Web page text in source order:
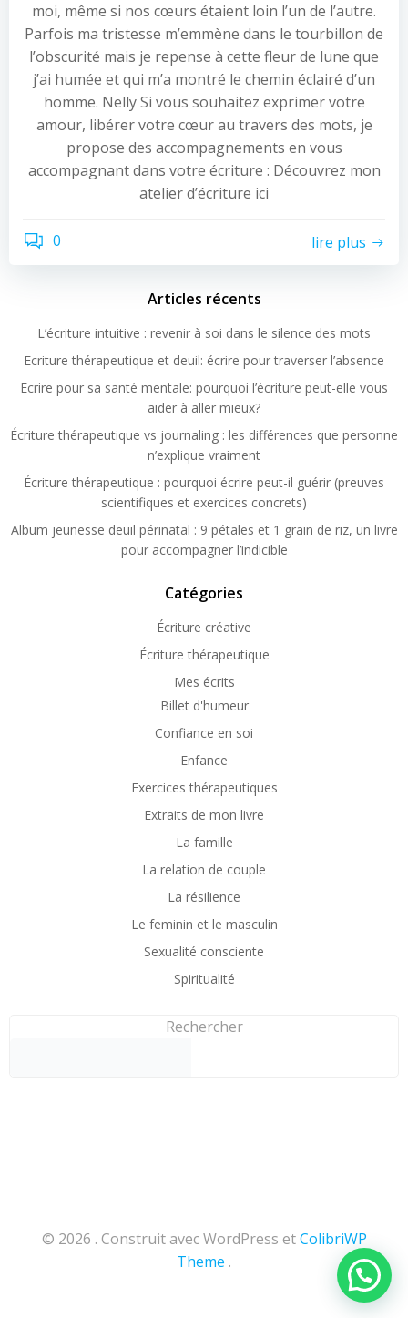
moi, même si nos cœurs étaient loin l’un de l’autre.
Parfois ma tristesse m’emmène dans le tourbillon de
l’obscurité mais je repense à cette fleur de lune que
j’ai humée et qui m’a montré le chemin éclairé d’un
homme. Nelly Si vous souhaitez exprimer votre
amour, libérer votre cœur au travers des mots, je
propose des accompagnements en vous
accompagnant dans votre écriture : Découvrez mon
atelier d’écriture ici
0 lire plus
Articles récents
L’écriture intuitive : revenir à soi dans le silence des mots
Ecriture thérapeutique et deuil: écrire pour traverser l’absence
Ecrire pour sa santé mentale: pourquoi l’écriture peut-elle vous
aider à aller mieux?
Écriture thérapeutique vs journaling : les différences que personne
n’explique vraiment
Écriture thérapeutique : pourquoi écrire peut-il guérir (preuves
scientifiques et exercices concrets)
Album jeunesse deuil périnatal : 9 pétales et 1 grain de riz, un livre
pour accompagner l’indicible
Catégories
Écriture créative
Écriture thérapeutique
Mes écrits
Billet d'humeur
Confiance en soi
Enfance
Exercices thérapeutiques
Extraits de mon livre
La famille
La relation de couple
La résilience
Le feminin et le masculin
Sexualité consciente
Spiritualité
Rechercher
© 2026 . Construit avec WordPress etColibriWP
Theme .